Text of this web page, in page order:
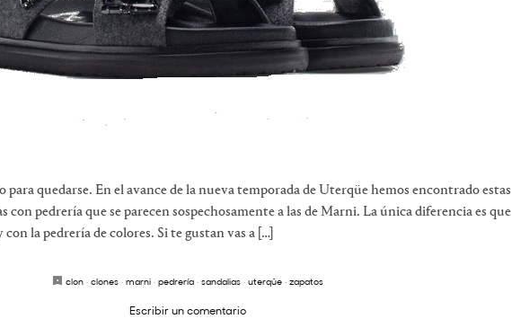
para quedarse. En el avance de la nueva temporada de Uterqüe hemos encontrado estas
con pedrería que se parecen sospechosamente a las de Marni. La única diferencia es que
la pedrería de colores. Si te gustan vas a […]
clon · clones · marni · pedrería · sandalias · uterqüe · zapatos
Escribir un comentario